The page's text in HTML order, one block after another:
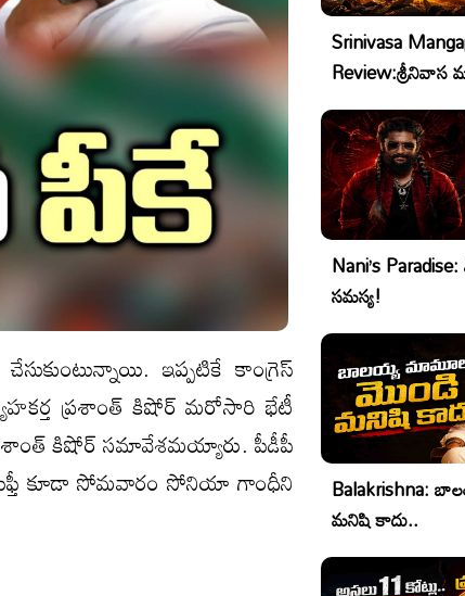
ఇప్పటికే కాంగ్రెస్
ప్రశాంత్ కిషోర్ మరోసారి భేటీ
కిషోర్ సమావేశమయ్యారు. పీడీపీ
కూడా సోమవారం సోనియా గాంధీని
Srinivasa
Review:శ్రీనివాస
రేటింగ్
Nani’s
సమస్య!
Balakrishna:
మనిషి కాదు..